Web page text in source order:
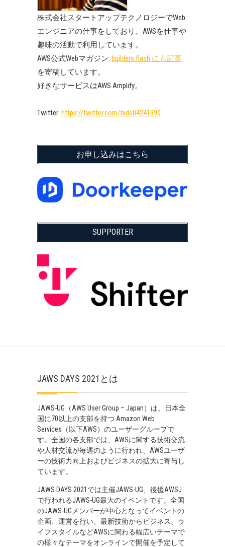
株式会社スタートアップテクノロジーでWeb
エンジニアの仕事をしており、AWSを仕事や
趣味の活動で利用しています。
AWS公式Webマガジン: builders.flash にも記事
を寄稿しています。
好きなサービスはAWS Amplify。
Twitter: https://twitter.com/hide04241990
お申し込みはこちら
SUPPORTER
JAWS DAYS 2021とは
JAWS-UG（AWS User Group – Japan）は、日本全
国に70以上の支部を持つ Amazon Web
Services（以下AWS）のユーザーグループで
す。全国の各支部では、AWSに関する技術交流
や人材交流が毎週のように行われ、AWSユーザ
ーの技術力向上およびビジネスの拡大に寄与し
ています。
JAWS DAYS 2021では主催JAWS-UG、後援AWSJ
で行われるJAWS-UG最大のイベントです。全国
のJAWS-UGメンバーが中心となってイベントの
企画、運営を行い、最新技術からビジネス、ラ
イフスタイルなどAWSに関わる幅広いテーマで
の様々なテーマをオンラインで開催を予定して